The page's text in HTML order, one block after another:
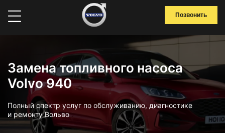
Позвонить
Замена топливного насоса
Volvo 940
Полный спектр услуг по обслуживанию, диагностике
и ремонту Вольво